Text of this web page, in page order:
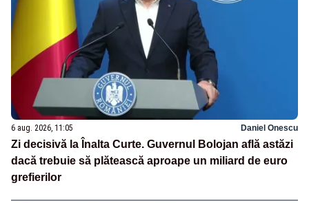
6 aug. 2026, 11:05 Daniel Onescu
Zi decisivă la Înalta Curte. Guvernul Bolojan află astăzi
dacă trebuie să plătească aproape un miliard de euro
grefierilor